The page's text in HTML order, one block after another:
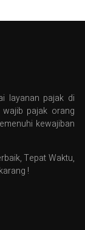
layanan pajak di
pajak orang
kewajiban
Tepat Waktu,
!